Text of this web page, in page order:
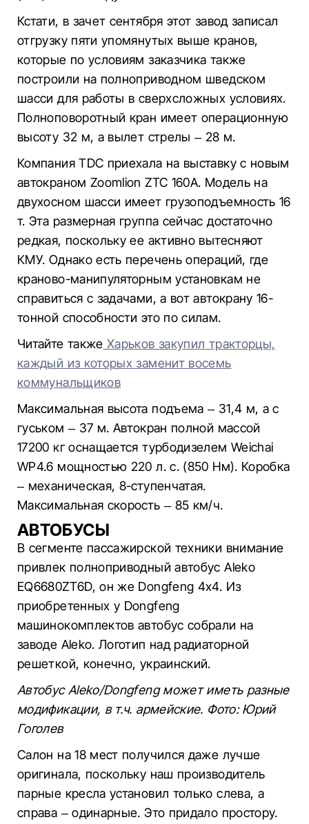
Кстати, в зачет сентября этот завод записал
отгрузку пяти упомянутых выше кранов,
которые по условиям заказчика также
построили на полноприводном шведском
шасси для работы в сверхсложных условиях.
Полноповоротный кран имеет операционную
высоту 32 м, а вылет стрелы – 28 м.
Компания TDC приехала на выставку с новым
автокраном Zoomlion ZTC 160A. Модель на
двухосном шасси имеет грузоподъемность 16
т. Эта размерная группа сейчас достаточно
редкая, поскольку ее активно вытесняют
КМУ. Однако есть перечень операций, где
краново-манипуляторным установкам не
справиться с задачами, а вот автокрану 16-
тонной способности это по силам.
Читайте также Харьков закупил тракторцы,
каждый из которых заменит восемь
коммунальщиков
Максимальная высота подъема – 31,4 м, а с
гуськом – 37 м. Автокран полной массой
17200 кг оснащается турбодизелем Weichai
WP4.6 мощностью 220 л. с. (850 Нм). Коробка
– механическая, 8-ступенчатая.
Максимальная скорость – 85 км/ч.
АВТОБУСЫ
В сегменте пассажирской техники внимание
привлек полноприводный автобус Aleko
EQ6680ZT6D, он же Dongfeng 4х4. Из
приобретенных у Dongfeng
машинокомплектов автобус собрали на
заводе Aleko. Логотип над радиаторной
решеткой, конечно, украинский.
Автобус Aleko/Dongfeng может иметь разные
модификации, в т.ч. армейские. Фото: Юрий
Гоголев
Салон на 18 мест получился даже лучше
оригинала, поскольку наш производитель
парные кресла установил только слева, а
справа – одинарные. Это придало простору.